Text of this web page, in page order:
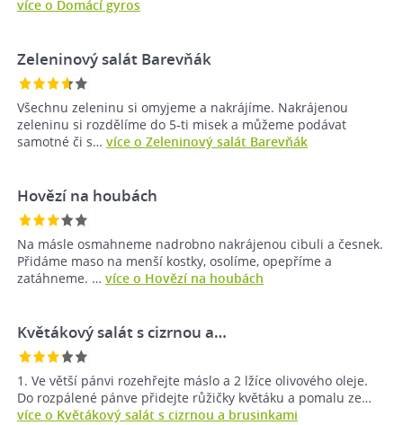
více o Domácí gyros
Zeleninový salát Barevňák
Všechnu zeleninu si omyjeme a nakrájíme. Nakrájenou
zeleninu si rozdělíme do 5-ti misek a můžeme podávat
samotné či s… více o Zeleninový salát Barevňák
Hovězí na houbách
Na másle osmahneme nadrobno nakrájenou cibuli a česnek.
Přidáme maso na menší kostky, osolíme, opepříme a
zatáhneme. … více o Hovězí na houbách
Květákový salát s cizrnou a…
1. Ve větší pánvi rozehřejte máslo a 2 lžíce olivového oleje.
Do rozpálené pánve přidejte růžičky květáku a pomalu ze…
více o Květákový salát s cizrnou a brusinkami